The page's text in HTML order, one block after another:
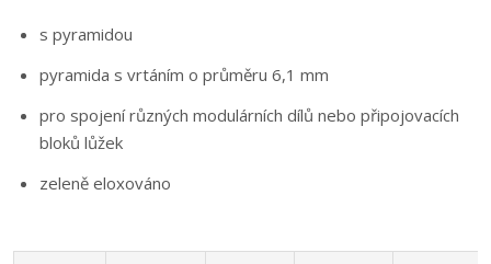
s pyramidou
pyramida s vrtáním o průměru 6,1 mm
pro spojení různých modulárních dílů nebo připojovacích
bloků lůžek
zeleně eloxováno